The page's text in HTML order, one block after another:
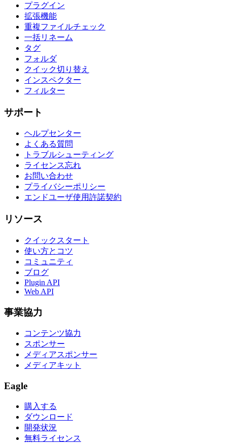
プラグイン
拡張機能
重複ファイルチェック
一括リネーム
タグ
フォルダ
クイック切り替え
インスペクター
フィルター
サポート
ヘルプセンター
よくある質問
トラブルシューティング
ライセンス忘れ
お問い合わせ
プライバシーポリシー
エンドユーザ使用許諾契約
リソース
クイックスタート
使い方とコツ
コミュニティ
ブログ
Plugin API
Web API
事業協力
コンテンツ協力
スポンサー
メディアスポンサー
メディアキット
Eagle
購入する
ダウンロード
開発状況
無料ライセンス